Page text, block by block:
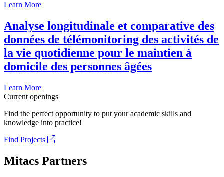
Learn More
Analyse longitudinale et comparative des
données de télémonitoring des activités de
la vie quotidienne pour le maintien à
domicile des personnes âgées
Learn More
Current openings
Find the perfect opportunity to put your academic skills and
knowledge into practice!
Find Projects
Mitacs Partners